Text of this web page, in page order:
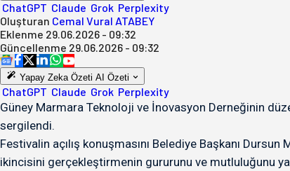
ChatGPT Claude Grok Perplexity
Oluşturan Cemal Vural ATABEY
Eklenme 29.06.2026 - 09:32
Güncellenme 29.06.2026 - 09:32
Yapay Zeka Özeti AI Özeti
ChatGPT Claude Grok Perplexity
Güney Marmara Teknoloji ve İnovasyon Derneğinin
sergilendi.
Festivalin açılış konuşmasını Belediye Başkanı Dursun
ikincisini gerçekleştirmenin gururunu ve mutluluğunu